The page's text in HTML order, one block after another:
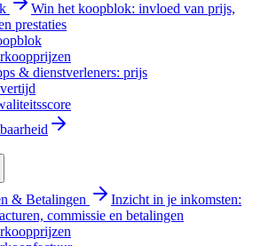
Win het koopblok: invloed van prijs,
prestaties
& dienstverleners: prijs
& Betalingen
Inzicht in je inkomsten:
commissie en betalingen